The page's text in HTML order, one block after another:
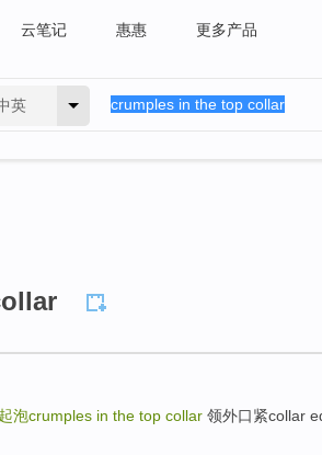
云笔记 惠惠 更多产品
英
泡crumples in the top collar 领外口紧collar